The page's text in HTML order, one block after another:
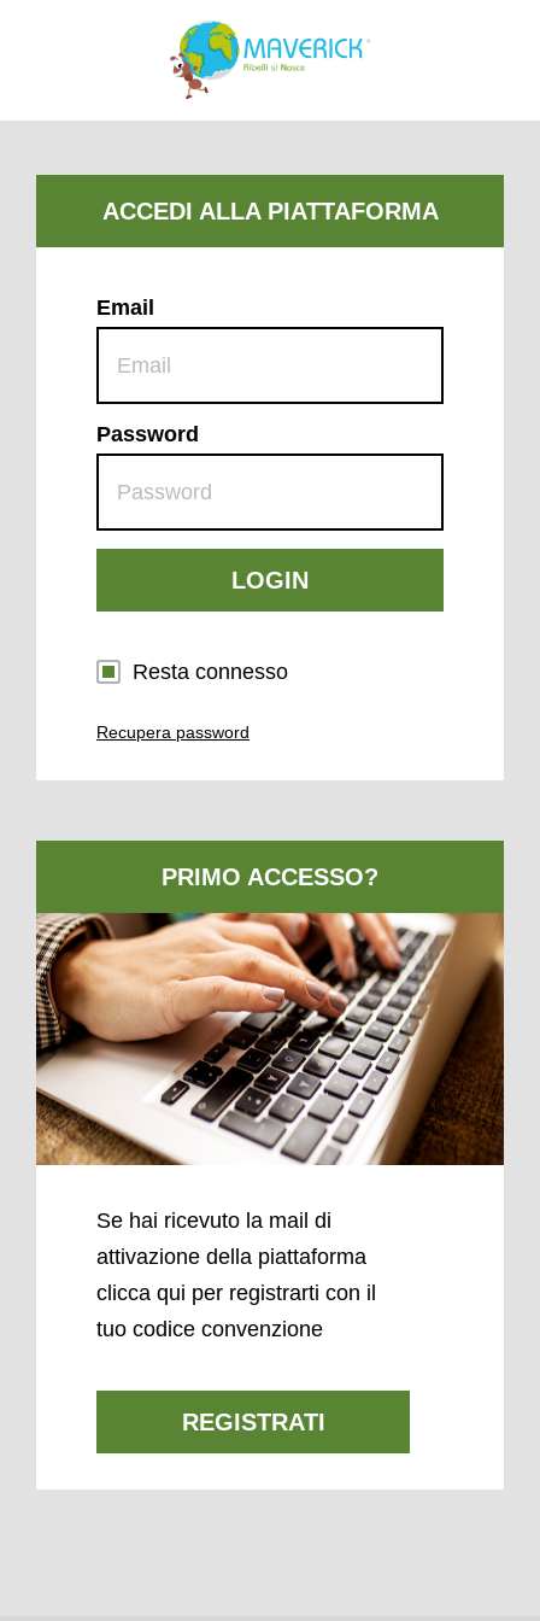
Email
Password
LOGIN
Resta connesso
Recupera password
Se hai ricevuto la mail di
attivazione della piattaforma
clicca qui per registrarti con il
tuo codice convenzione
REGISTRATI